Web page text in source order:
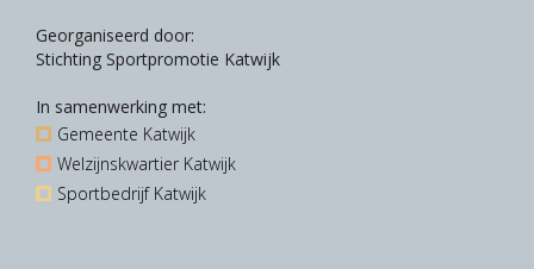
Georganiseerd door:
Stichting Sportpromotie Katwijk
In samenwerking met:
Gemeente Katwijk
Welzijnskwartier Katwijk
Sportbedrijf Katwijk